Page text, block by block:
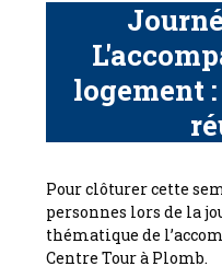
logement
Pour clôturer cette
personnes lors de la
thématique de
Centre Tour à Plomb.